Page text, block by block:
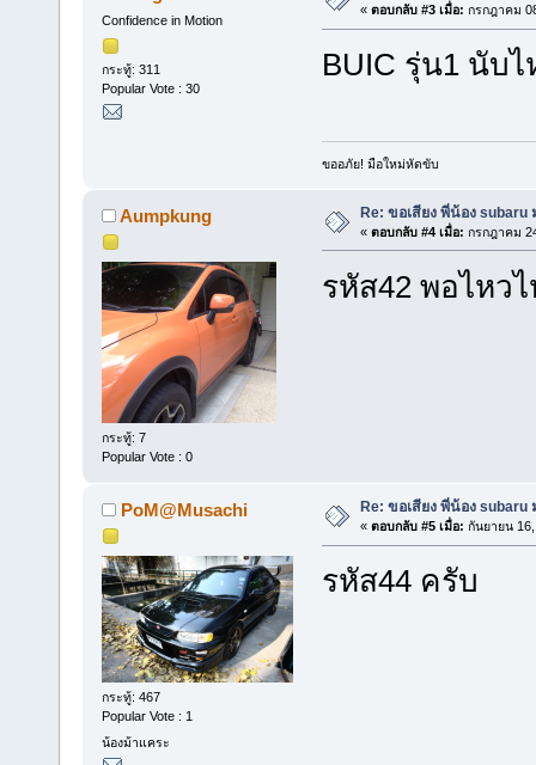
Confidence in Motion
กระทู้: 311
Popular Vote : 30
« ตอบกลับ #3 เมื่อ: กรกฎาคม
BUIC รุ่น1 นับ
ขออภัย! มือใหม่หัดขับ
Aumpkung
กระทู้: 7
Popular Vote : 0
Re: ขอเสียง พี่น้อง subaru
« ตอบกลับ #4 เมื่อ: กรกฎาคม
รหัส42 พอไหว
PoM@Musachi
กระทู้: 467
Popular Vote : 1
น้องม้าแคระ
Re: ขอเสียง พี่น้อง subaru
« ตอบกลับ #5 เมื่อ: กันยายน
รหัส44 ครับ